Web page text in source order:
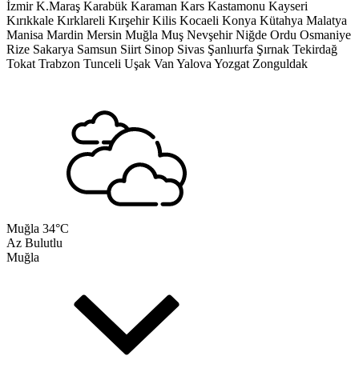
İzmir K.Maraş Karabük Karaman Kars Kastamonu Kayseri
Kırıkkale Kırklareli Kırşehir Kilis Kocaeli Konya Kütahya Malatya
Manisa Mardin Mersin Muğla Muş Nevşehir Niğde Ordu Osmaniye
Rize Sakarya Samsun Siirt Sinop Sivas Şanlıurfa Şırnak Tekirdağ
Tokat Trabzon Tunceli Uşak Van Yalova Yozgat Zonguldak
Muğla 34°C
Az Bulutlu
Muğla